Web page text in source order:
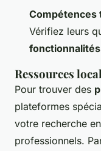
Compétences
Vérifiez leurs
Ressources
Pour trouver des
plateformes
votre recherche
professionnels.